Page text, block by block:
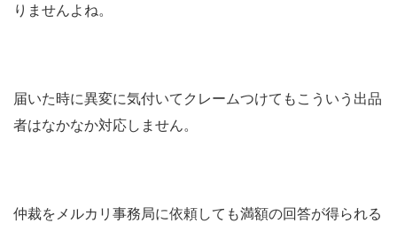
りませんよね。
届いた時に異変に気付いてクレームつけてもこういう出品
者はなかなか対応しません。
仲裁をメルカリ事務局に依頼しても満額の回答が得られる